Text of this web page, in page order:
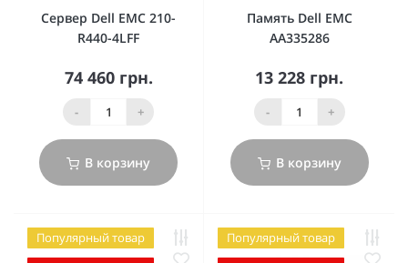
Сервер Dell EMC 210-
R440-4LFF
74 460 грн.
- +
В корзину
Память Dell EMC
AA335286
13 228 грн.
- +
В корзину
Популярный товар
Популярный товар